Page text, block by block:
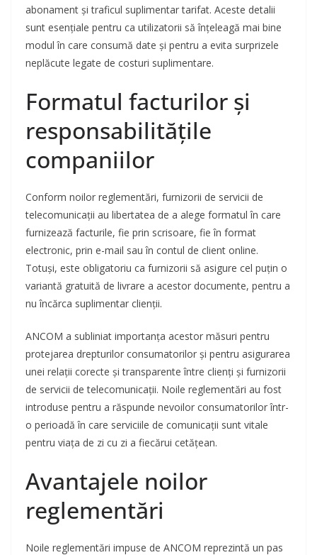
abonament și traficul suplimentar tarifat. Aceste detalii
sunt esențiale pentru ca utilizatorii să înțeleagă mai bine
modul în care consumă date și pentru a evita surprizele
neplăcute legate de costuri suplimentare.
Formatul facturilor și
responsabilitățile
companiilor
Conform noilor reglementări, furnizorii de servicii de
telecomunicații au libertatea de a alege formatul în care
furnizează facturile, fie prin scrisoare, fie în format
electronic, prin e-mail sau în contul de client online.
Totuși, este obligatoriu ca furnizorii să asigure cel puțin o
variantă gratuită de livrare a acestor documente, pentru a
nu încărca suplimentar clienții.
ANCOM a subliniat importanța acestor măsuri pentru
protejarea drepturilor consumatorilor și pentru asigurarea
unei relații corecte și transparente între clienți și furnizorii
de servicii de telecomunicații. Noile reglementări au fost
introduse pentru a răspunde nevoilor consumatorilor într-
o perioadă în care serviciile de comunicații sunt vitale
pentru viața de zi cu zi a fiecărui cetățean.
Avantajele noilor
reglementări
Noile reglementări impuse de ANCOM reprezintă un pas